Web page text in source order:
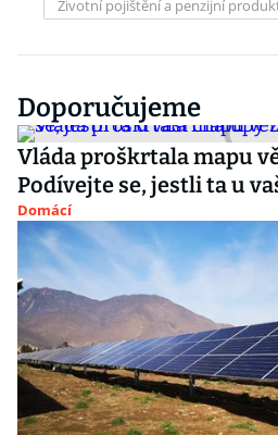
Životní pojištění a penzijní
Doporučujeme
Vláda proškrtala mapu
Podívejte se, jestli ta u
Domácí